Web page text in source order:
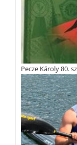
Pecze Károly 80.